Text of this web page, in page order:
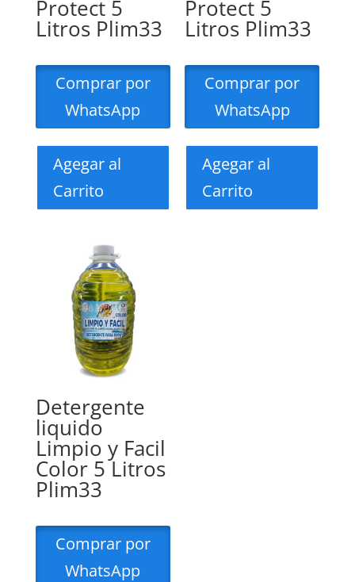
Protect 5
Litros Plim33
Comprar por
WhatsApp
Agegar al
Carrito
Protect 5
Litros Plim33
Comprar por
WhatsApp
Agegar al
Carrito
Detergente
liquido
Limpio y Facil
Color 5 Litros
Plim33
Comprar por
WhatsApp